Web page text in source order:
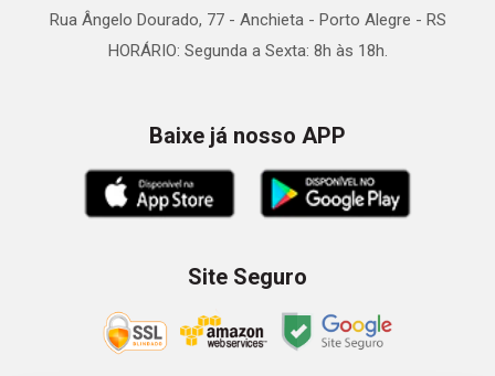
Rua Ângelo Dourado, 77 - Anchieta - Porto Alegre - RS
HORÁRIO: Segunda a Sexta: 8h às 18h.
Baixe já nosso APP
Site Seguro